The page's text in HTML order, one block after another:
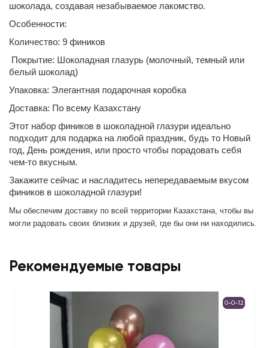
шоколада, создавая незабываемое лакомство.
Особенности:
Количество: 9 фиников
Покрытие: Шоколадная глазурь (молочный, темный или
белый шоколад)
Упаковка: Элегантная подарочная коробка
Доставка: По всему Казахстану
Этот набор фиников в шоколадной глазури идеально
подходит для подарка на любой праздник, будь то Новый
год, День рождения, или просто чтобы порадовать себя
чем-то вкусным.
Закажите сейчас и насладитесь непередаваемым вкусом
фиников в шоколадной глазури!
Мы обеспечим доставку по всей территории Казахстана, чтобы вы
могли радовать своих близких и друзей, где бы они ни находились.
Рекомендуемые товары
0-0-12